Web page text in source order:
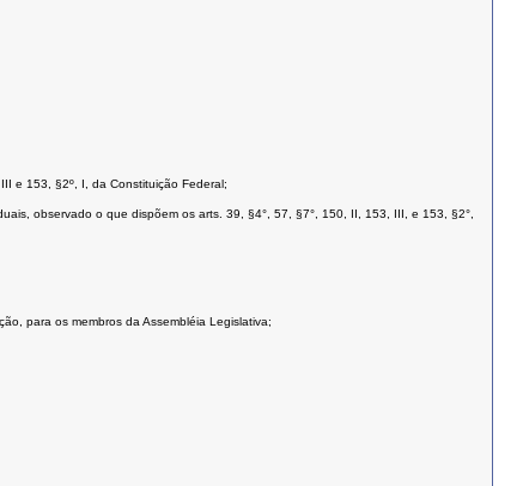
e 153, §2º, I, da Constituição Federal;
observado o que dispõem os arts. 39, §4°, 57, §7°, 150, II, 153, III, e 153, §2°,
para os membros da Assembléia Legislativa;